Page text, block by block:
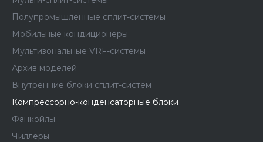
Полупромышленные сплит-системы
Мобильные кондиционеры
Мультизональные VRF-системы
Архив моделей
Внутренние блоки сплит-систем
Компрессорно-конденсаторные блоки
Фанкойлы
Чиллеры